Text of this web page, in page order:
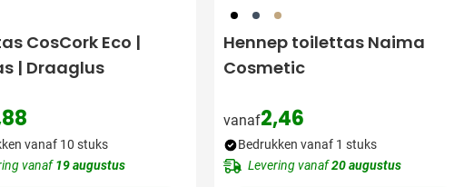
CosCork Eco |
| Draaglus
vanaf 10 stuks
vanaf19 augustus
001 005 357
Hennep toilettas Naima
Cosmetic
vanaf2,46
Bedrukken vanaf 1 stuks
Levering vanaf20 augustus